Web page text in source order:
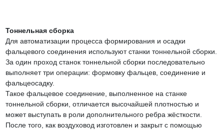
Тоннельная сборка
Для автоматизации процесса формирования и осадки
фальцевого соединения используют станки тоннельной сборки.
За один проход станок тоннельной сборки последовательно
выполняет три операции: формовку фальцев, соединение и
фальцеосадку.
Такое фальцевое соединение, выполненное на станке
тоннельной сборки, отличается высочайшей плотностью и
может выступать в роли дополнительного ребра жёсткости.
После того, как воздуховод изготовлен и закрыт с помощью